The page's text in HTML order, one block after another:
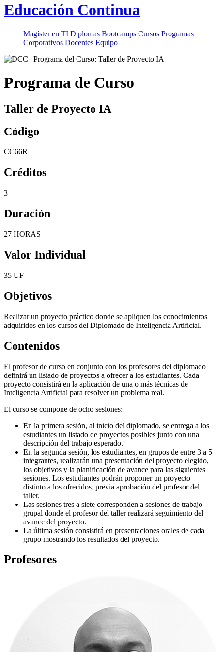
Educación Continua
Magíster en TI Diplomas Bootcamps Cursos Programas
Corporativos Docentes Equipo
Programa de Curso
Taller de Proyecto IA
Código
CC66R
Créditos
3
Duración
27 HORAS
Valor Individual
35 UF
Objetivos
Realizar un proyecto práctico donde se apliquen los conocimientos
adquiridos en los cursos del Diplomado de Inteligencia Artificial.
Contenidos
El profesor de curso en conjunto con los profesores del diplomado
definirá un listado de proyectos a ofrecer a los estudiantes. Cada
proyecto consistirá en la aplicación de una o más técnicas de
Inteligencia Artificial para resolver un problema real.
El curso se compone de ocho sesiones:
En la primera sesión, al inicio del diplomado, se entrega a los
estudiantes un listado de proyectos posibles junto con una
descripción del trabajo esperado.
En la segunda sesión, los estudiantes, en grupos de entre 3 a 5
integrantes, realizarán una presentación del proyecto elegido,
los objetivos y la planificación de avance para las siguientes
sesiones. Los estudiantes podrán proponer un proyecto
distinto a los ofrecidos, previa aprobación del profesor del
taller.
Las sesiones tres a siete corresponden a sesiones de trabajo
grupal donde el profesor del taller realizará seguimiento del
avance del proyecto.
La última sesión consistirá en presentaciones orales de cada
grupo mostrando los resultados del proyecto.
Profesores